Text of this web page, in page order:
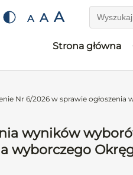
A A A Wyszukaj
Strona główna
Nr 6/2026 w sprawie ogłoszenia
wyników
wyborczego